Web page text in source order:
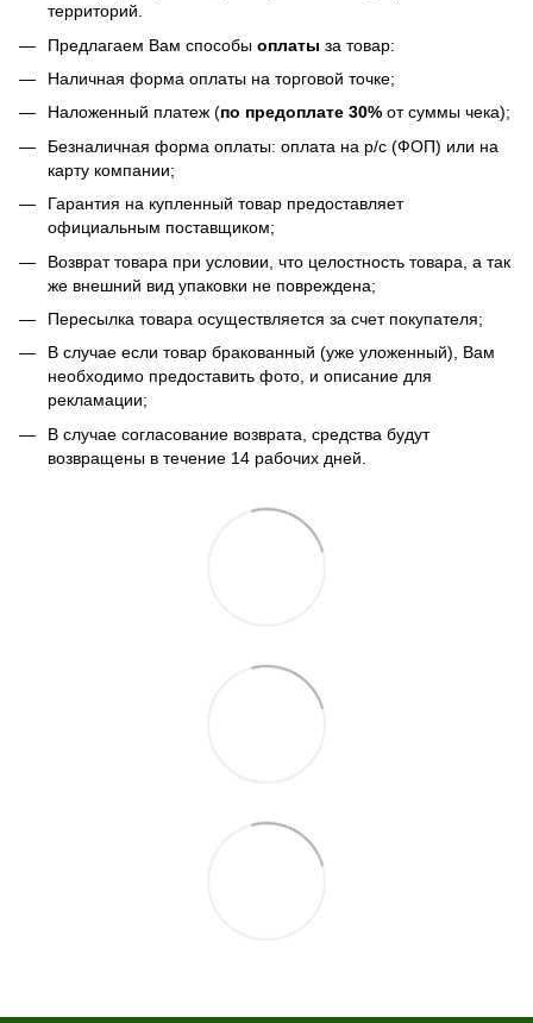
территорий.
Предлагаем Вам способы оплаты за товар:
Наличная форма оплаты на торговой точке;
Наложенный платеж (по предоплате 30% от суммы чека);
Безналичная форма оплаты: оплата на р/с (ФОП) или на
карту компании;
Гарантия на купленный товар предоставляет
официальным поставщиком;
Возврат товара при условии, что целостность товара, а так
же внешний вид упаковки не повреждена;
Пересылка товара осуществляется за счет покупателя;
В случае если товар бракованный (уже уложенный), Вам
необходимо предоставить фото, и описание для
рекламации;
В случае согласование возврата, средства будут
возвращены в течение 14 рабочих дней.